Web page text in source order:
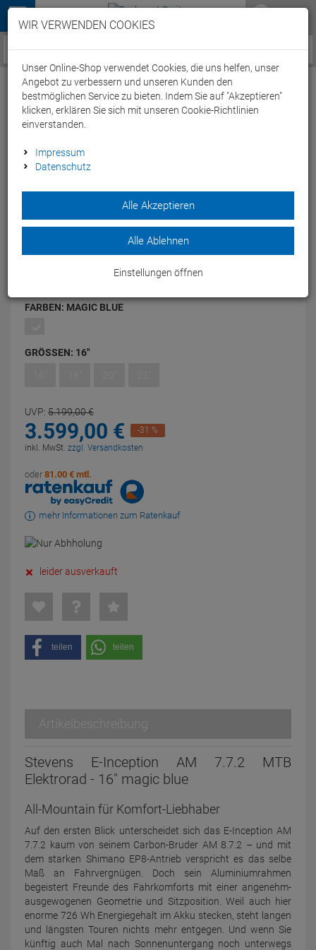
Menü
Service / Hilfe
Stevens E-Inception AM 7.7.2 MTB
Elektrorad - 16" magic blue
Auf den ersten Blick unterscheidet sich das E-Inception AM
7.7.2 kaum von seinem Carbon-Bruder AM 8.7.2 – und mit
FARBEN: MAGIC BLUE
GRÖSSEN: 16"
UVP: 5.199,00€
3.599,00 €
-31 %
inkl. MwSt. zzgl. Versandkosten
oder 81.00 € mtl.
mehr Informationen zum Ratenkauf
leider ausverkauft
teilen teilen
Artikelbeschreibung
Stevens E-Inception AM 7.7.2 MTB
Elektrorad - 16" magic blue
All-Mountain für Komfort-Liebhaber
Auf den ersten Blick unterscheidet sich das E-Inception AM
7.7.2 kaum von seinem Carbon-Bruder AM 8.7.2 – und mit
dem starken Shimano EP8-Antrieb verspricht es das selbe
Maß an Fahrvergnügen. Doch sein Aluminium­rahmen
begeistert Freunde des Fahr­komforts mit einer angenehm-
ausge­wogenen Geometrie und Sitzposition. Weil auch hier
enorme 726 Wh Energie­gehalt im Akku stecken, steht langen
und längsten Touren nichts mehr entgegen. Und wenn Sie
künftig auch Mal nach Sonnen­untergang noch unterwegs
WIR VERWENDEN COOKIES
Unser Online-Shop verwendet Cookies, die uns helfen, unser
Angebot zu verbessern und unseren Kunden den
bestmöglichen Service zu bieten. Indem Sie auf "Akzeptieren"
klicken, erklären Sie sich mit unseren Cookie-Richtlinien
einverstanden.
Impressum
Datenschutz
Alle Akzeptieren
Alle Ablehnen
Einstellungen öffnen